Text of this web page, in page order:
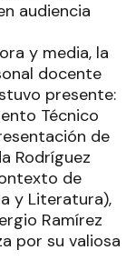
audiencia
y media, la
docente
presente:
Técnico
de
Rodríguez
de
y Literatura),
Ramírez
por su valiosa